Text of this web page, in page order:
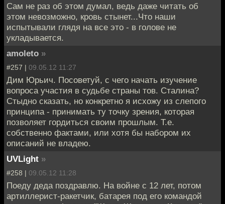
Сам не раз об этом думал, ведь даже читать об
этом невозможно, кровь стынет...Что наши
испытывали глядя на все это - в голове не
укладывается.
amoleto »
#257 | 09.05.12 11:27
Дим Юрьич. Посоветуй, с чего начать изучение
вопроса участия в судьбе страны тов. Сталина?
Стыдно сказать, но конкретно я исхожу из слепого
принципа - принимать ту точку зрения, которая
позволяет гордиться своим прошлым. Т.е.
собственно фактами, или хотя бы набором их
описаний не владею.
UVLight »
#258 | 09.05.12 11:28
Поеду деда поздравлю. На войне с 12 лет, потом
артиллерист-ракетчик, батарея под его командой